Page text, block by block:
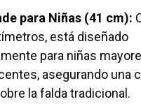
para Niñas (41 cm):
está diseñado
para niñas
asegurando una
la falda tradicional.